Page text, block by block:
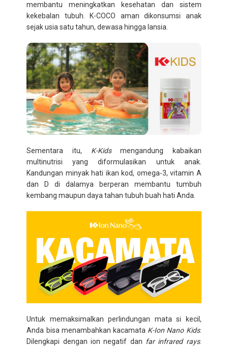
membantu meningkatkan kesehatan dan sistem
kekebalan tubuh. K-COCO aman dikonsumsi anak
sejak usia satu tahun, dewasa hingga lansia.
Sementara itu, K-Kidsmengandung kabaikan
multinutrisi yang diformulasikan untuk anak.
Kandungan minyak hati ikan kod, omega-3, vitamin A
dan D di dalamya berperan membantu tumbuh
kembang maupun daya tahan tubuh buah hati Anda.
Untuk memaksimalkan perlindungan mata si kecil,
Anda bisa menambahkan kacamata K-Ion Nano Kids.
Dilengkapi dengan ion negatif dan far infrared rays.